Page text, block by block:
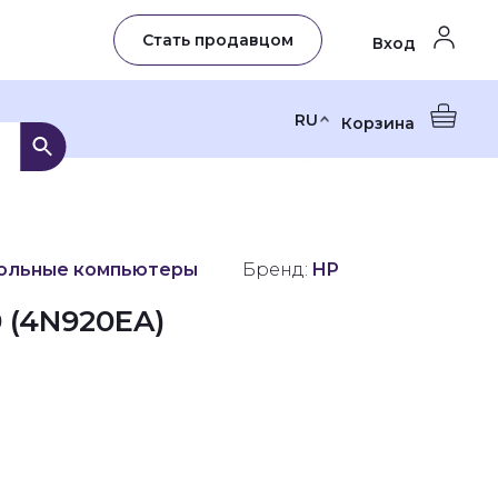
Стать продавцом Вход
RU Корзина
компьютеры Бренд: HP
(4N920EA)